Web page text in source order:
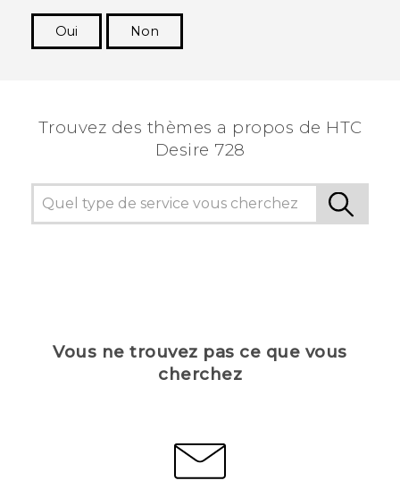
Oui
Non
Trouvez des thèmes a propos de HTC
Desire 728
Vous ne trouvez pas ce que vous
cherchez